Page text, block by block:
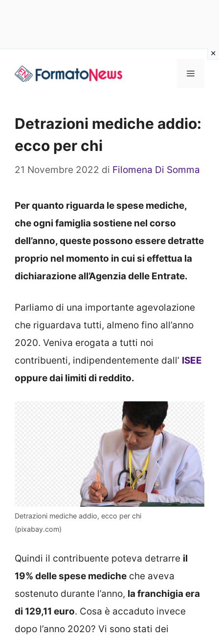
Menu
Detrazioni mediche addio:
ecco per chi
21 Novembre 2022 di Filomena Di Somma
Per quanto riguarda le spese mediche,
che ogni famiglia sostiene nel corso
dell’anno, queste possono essere detratte
proprio nel momento in cui si effettua la
dichiarazione all’Agenzia delle Entrate.
Parliamo di una importante agevolazione
che riguardava tutti, almeno fino all’anno
2020. Veniva erogata a tutti noi
contribuenti, indipendentemente dall’ ISEE
oppure dai limiti di reddito.
Detrazioni mediche addio, ecco per chi
(pixabay.com)
Quindi il contribuente poteva detrarre il
19% delle spese mediche che aveva
sostenuto durante l’anno, la franchigia era
di 129,11 euro. Cosa è accaduto invece
dopo l’anno 2020? Vi sono stati dei